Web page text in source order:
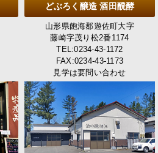
どぶろく醸造 酒田醗酵
山形県飽海郡遊佐町大字
藤崎字茂り松2番1174
TEL:0234-43-1172
FAX:0234-43-1173
見学は要問い合わせ